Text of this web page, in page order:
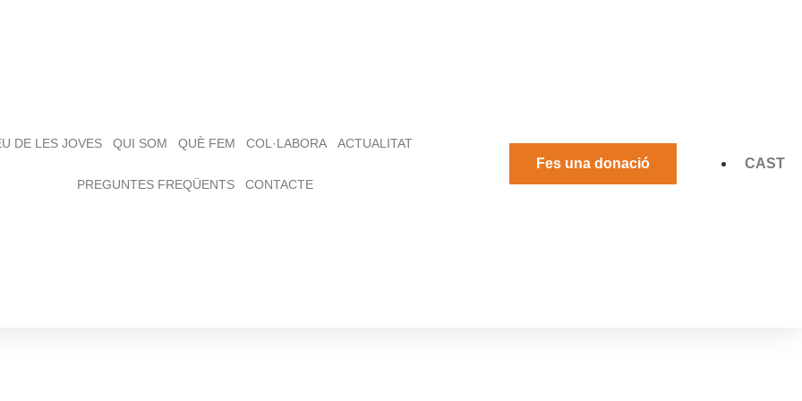
DE LES JOVES QUI SOM QUÈ FEM COL·LABORA ACTUALITAT
PREGUNTES FREQÜENTS CONTACTE
Fes una donació CAST